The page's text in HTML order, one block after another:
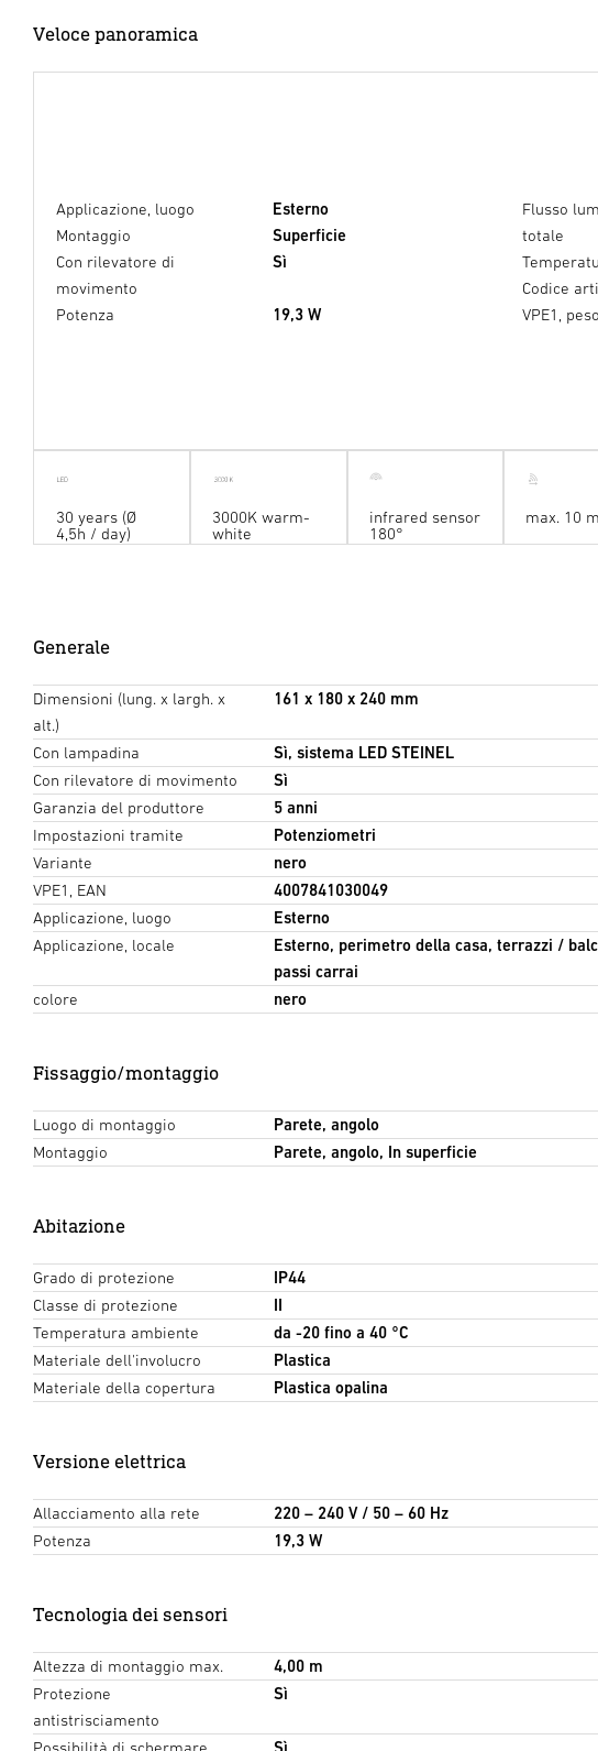
Veloce panoramica
Applicazione, luogo
Esterno
Montaggio
Superficie
Con rilevatore di
movimento
Sì
Potenza 19,3 W
Flusso
totale
Codice
VPE1,
30 years (Ø
4,5h / day)
3000K warm-
white
infrared sensor
180°
max. 10 m
Generale
Dimensioni (lung. x largh. x
alt.)
161 x 180 x 240 mm
Con lampadina
Sì, sistema LED STEINEL
Con rilevatore di movimento
Sì
Garanzia del produttore
5 anni
Impostazioni tramite
Potenziometri
Variante
nero
VPE1, EAN
4007841030049
Applicazione, luogo
Esterno
Applicazione, locale
Esterno, perimetro della casa, terrazzi /
passi carrai
colore
nero
Fissaggio/montaggio
Luogo di montaggio
Parete, angolo
Montaggio
Parete, angolo, In superficie
Abitazione
Grado di protezione
IP44
Classe di protezione
II
Temperatura ambiente
da -20 fino a 40 °C
Materiale dell'involucro
Plastica
Materiale della copertura
Plastica opalina
Versione elettrica
Allacciamento alla rete
220 – 240 V / 50 – 60 Hz
Potenza
19,3 W
Tecnologia dei sensori
Altezza di montaggio max.
4,00 m
Protezione
antistrisciamento
Sì